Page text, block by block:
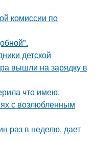
комиссии по
детской
вышли на зарядку в
что имею.
с возлюбленным
раз в неделю, дает